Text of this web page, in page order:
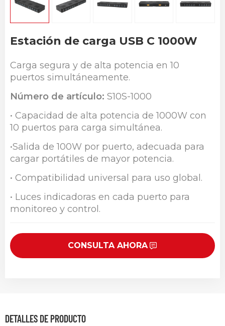
Estación de carga USB C 1000W
Carga segura y de alta potencia en 10
puertos simultáneamente.
Número de artículo: S10S-1000
• Capacidad de alta potencia de 1000W con
10 puertos para carga simultánea.
•Salida de 100W por puerto, adecuada para
cargar portátiles de mayor potencia.
• Compatibilidad universal para uso global.
• Luces indicadoras en cada puerto para
monitoreo y control.
CONSULTA AHORA
DETALLES DE PRODUCTO